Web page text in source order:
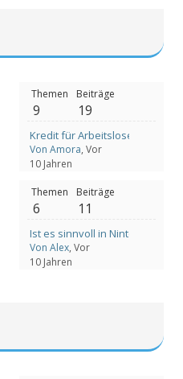
Themen
9
Beiträge
19
Kredit für Arbeitslose
Von Amora, Vor
10 Jahren
Themen
6
Beiträge
11
Ist es sinnvoll in Nintento Aktie
Von Alex, Vor
10 Jahren